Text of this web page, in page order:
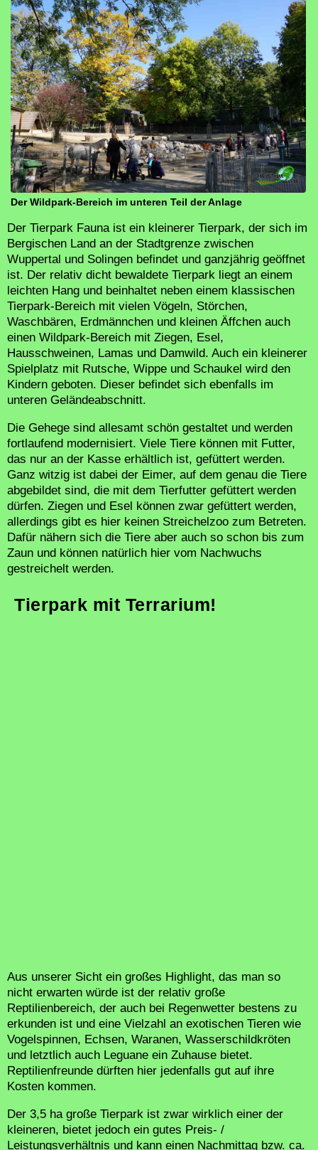
Der Wildpark-Bereich im unteren Teil der Anlage
Der Tierpark Fauna ist ein kleinerer Tierpark, der sich im
Bergischen Land an der Stadtgrenze zwischen
Wuppertal und Solingen befindet und ganzjährig geöffnet
ist. Der relativ dicht bewaldete Tierpark liegt an einem
leichten Hang und beinhaltet neben einem klassischen
Tierpark-Bereich mit vielen Vögeln, Störchen,
Waschbären, Erdmännchen und kleinen Äffchen auch
einen Wildpark-Bereich mit Ziegen, Esel,
Hausschweinen, Lamas und Damwild. Auch ein kleinerer
Spielplatz mit Rutsche, Wippe und Schaukel wird den
Kindern geboten. Dieser befindet sich ebenfalls im
unteren Geländeabschnitt.
Die Gehege sind allesamt schön gestaltet und werden
fortlaufend modernisiert. Viele Tiere können mit Futter,
das nur an der Kasse erhältlich ist, gefüttert werden.
Ganz witzig ist dabei der Eimer, auf dem genau die Tiere
abgebildet sind, die mit dem Tierfutter gefüttert werden
dürfen. Ziegen und Esel können zwar gefüttert werden,
allerdings gibt es hier keinen Streichelzoo zum Betreten.
Dafür nähern sich die Tiere aber auch so schon bis zum
Zaun und können natürlich hier vom Nachwuchs
gestreichelt werden.
Tierpark mit Terrarium!
Aus unserer Sicht ein großes Highlight, das man so
nicht erwarten würde ist der relativ große
Reptilienbereich, der auch bei Regenwetter bestens zu
erkunden ist und eine Vielzahl an exotischen Tieren wie
Vogelspinnen, Echsen, Waranen, Wasserschildkröten
und letztlich auch Leguane ein Zuhause bietet.
Reptilienfreunde dürften hier jedenfalls gut auf ihre
Kosten kommen.
Der 3,5 ha große Tierpark ist zwar wirklich einer der
kleineren, bietet jedoch ein gutes Preis- /
Leistungsverhältnis und kann einen Nachmittag bzw. ca.